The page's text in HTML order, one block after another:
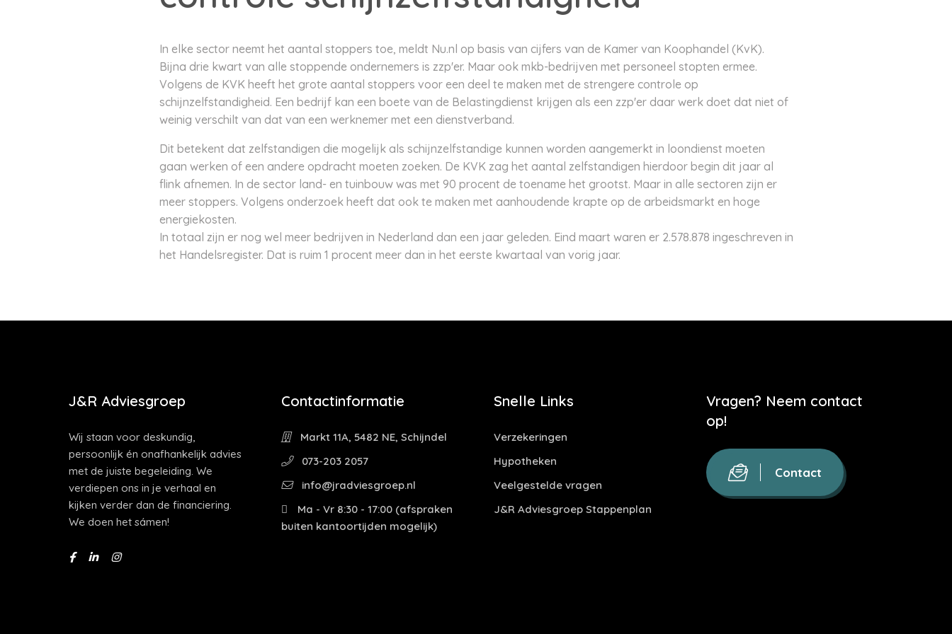
In elke sector neemt het aantal stoppers toe, meldt Nu.nl op basis van cijfers van de Kamer van Koophandel (KvK).
Bijna drie kwart van alle stoppende ondernemers is zzp'er. Maar ook mkb-bedrijven met personeel stopten ermee.
Volgens de KVK heeft het grote aantal stoppers voor een deel te maken met de strengere controle op
schijnzelfstandigheid. Een bedrijf kan een boete van de Belastingdienst krijgen als een zzp'er daar werk doet dat niet of
weinig verschilt van dat van een werknemer met een dienstverband.
Dit betekent dat zelfstandigen die mogelijk als schijnzelfstandige kunnen worden aangemerkt in loondienst moeten
gaan werken of een andere opdracht moeten zoeken. De KVK zag het aantal zelfstandigen hierdoor begin dit jaar al
flink afnemen. In de sector land- en tuinbouw was met 90 procent de toename het grootst. Maar in alle sectoren zijn er
meer stoppers. Volgens onderzoek heeft dat ook te maken met aanhoudende krapte op de arbeidsmarkt en hoge
energiekosten.
In totaal zijn er nog wel meer bedrijven in Nederland dan een jaar geleden. Eind maart waren er 2.578.878 ingeschreven in
het Handelsregister. Dat is ruim 1 procent meer dan in het eerste kwartaal van vorig jaar.
J&R Adviesgroep
Wij staan voor deskundig,
persoonlijk én onafhankelijk advies
met de juiste begeleiding. We
verdiepen ons in je verhaal en
kijken verder dan de financiering.
We doen het sámen!
Contactinformatie
Markt 11A, 5482 NE, Schijndel
073-203 2057
info@jradviesgroep.nl
Ma - Vr 8:30 - 17:00 (afspraken
buiten kantoortijden mogelijk)
Snelle Links
Verzekeringen
Hypotheken
Veelgestelde vragen
J&R Adviesgroep Stappenplan
Vragen? Neem contact
op!
Contact